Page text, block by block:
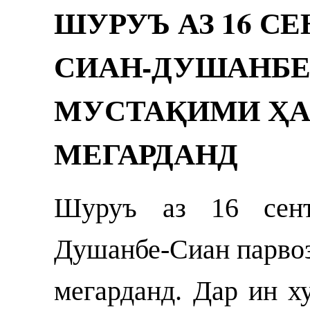
ШУРУЪ АЗ 16
СИАН-
МУСТАҚИМИ
МЕГАРДАНД
Шуруъ аз 16
Душанбе-Сиан
мегарданд. Дар ин